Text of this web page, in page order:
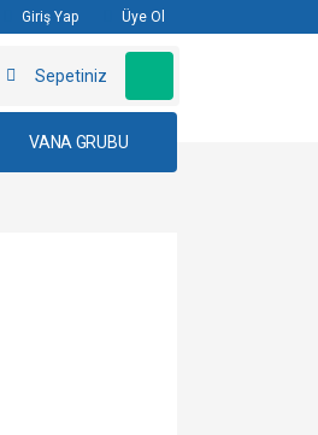
Giriş Yap Üye Ol
Sepetiniz
VANA GRUBU